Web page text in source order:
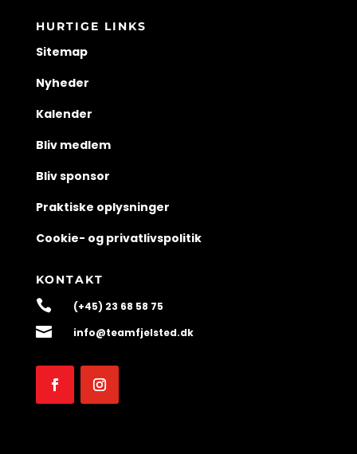
HURTIGE LINKS
Sitemap
Nyheder
Kalender
Bliv medlem
Bliv sponsor
Praktiske oplysninger
Cookie- og privatlivspolitik
KONTAKT
 (+45) 23 68 58 75
 info@teamfjelsted.dk